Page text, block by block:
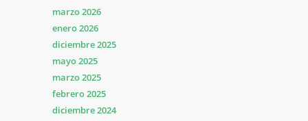
marzo 2026
enero 2026
diciembre 2025
mayo 2025
marzo 2025
febrero 2025
diciembre 2024